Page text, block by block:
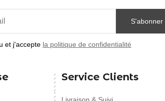
S'abonner
et j'accepte la politique de confidentialité
Service Clients